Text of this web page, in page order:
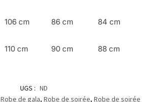
106 cm 86 cm 84 cm
110 cm 90 cm 88 cm
UGS : ND
Robe de gala, Robe de soirée, Robe de soirée